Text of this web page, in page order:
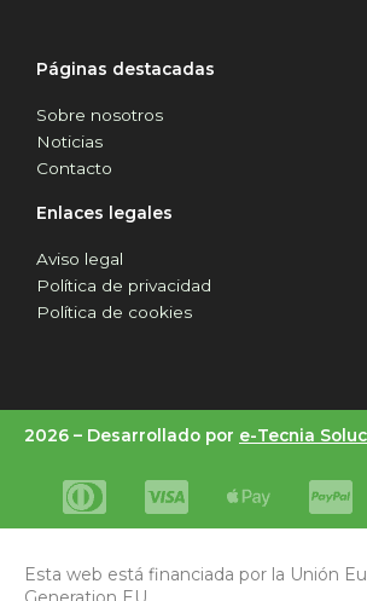
Páginas destacadas
Sobre nosotros
Noticias
Contacto
Enlaces legales
Aviso legal
Política de privacidad
Política de cookies
2026 – Desarrollado por e-Tecnia
Esta web está financiada por la Unión